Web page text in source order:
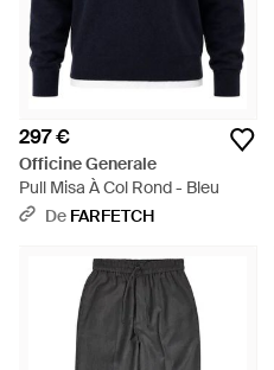
297 €
Officine Generale
Pull Misa À Col Rond - Bleu
De FARFETCH